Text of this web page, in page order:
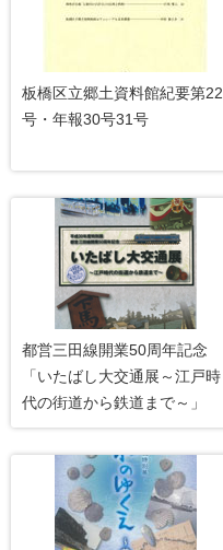
板橋区立郷土資料館紀要第22
号・年報30号31号
都営三田線開業50周年記念
「いたばし大交通展～江戸時
代の街道から鉄道まで～」